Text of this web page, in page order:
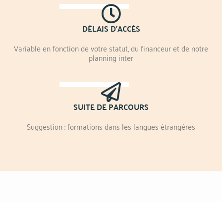
DÉLAIS D'ACCÈS
Variable en fonction de votre statut, du financeur et de notre
planning inter
SUITE DE PARCOURS
Suggestion : formations dans les langues étrangères